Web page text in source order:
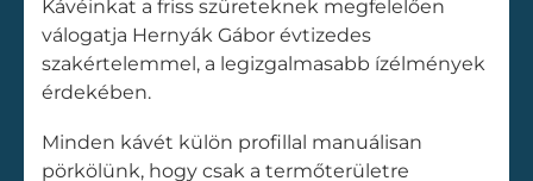
Kávéinkat a friss szüreteknek megfelelően
válogatja Hernyák Gábor évtizedes
szakértelemmel, a legizgalmasabb ízélmények
érdekében.
Minden kávét külön profillal manuálisan
pörkölünk, hogy csak a termőterületre